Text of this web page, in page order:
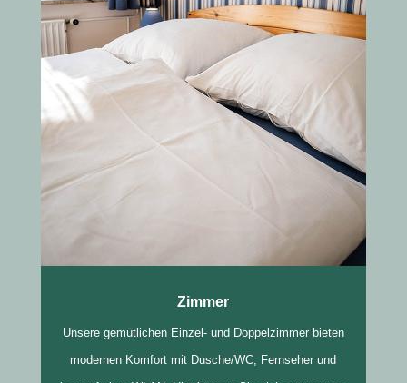
Zimmer
Unsere gemütlichen Einzel- und Doppelzimmer bieten
modernen Komfort mit Dusche/WC, Fernseher und